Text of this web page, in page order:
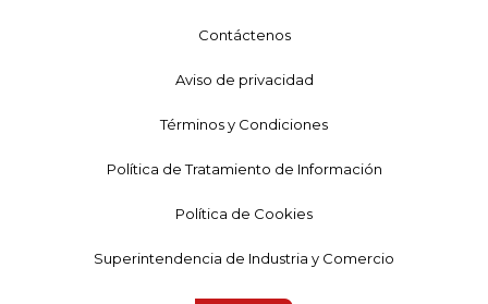
Contáctenos
Aviso de privacidad
Términos y Condiciones
Política de Tratamiento de Información
Política de Cookies
Superintendencia de Industria y Comercio